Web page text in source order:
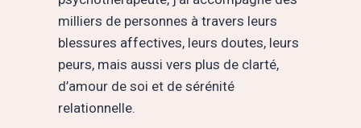
milliers de personnes à travers leurs
blessures affectives, leurs doutes, leurs
peurs, mais aussi vers plus de clarté,
d’amour de soi et de sérénité
relationnelle.